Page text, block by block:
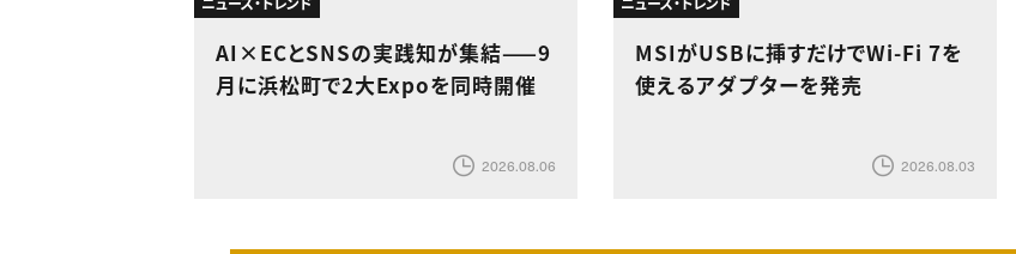
AI×ECとSNSの実践知が集結——9
月に浜松町で2大Expoを同時開催
2026.08.06
MSIがUSBに挿すだけでWi-Fi 7を
使えるアダプターを発売
2026.08.03